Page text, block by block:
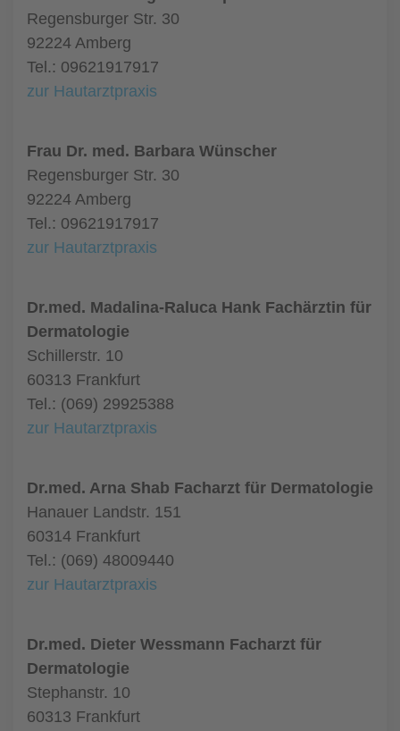
Regensburger Str. 30
92224 Amberg
Tel.: 09621917917
zur Hautarztpraxis
Frau Dr. med. Barbara Wünscher
Regensburger Str. 30
92224 Amberg
Tel.: 09621917917
zur Hautarztpraxis
Dr.med. Madalina-Raluca Hank Fachärztin für
Dermatologie
Schillerstr. 10
60313 Frankfurt
Tel.: (069) 29925388
zur Hautarztpraxis
Dr.med. Arna Shab Facharzt für Dermatologie
Hanauer Landstr. 151
60314 Frankfurt
Tel.: (069) 48009440
zur Hautarztpraxis
Dr.med. Dieter Wessmann Facharzt für
Dermatologie
Stephanstr. 10
60313 Frankfurt